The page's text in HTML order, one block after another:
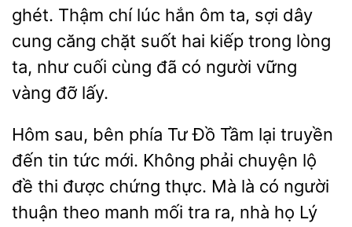
ghét. Thậm chí lúc hắn ôm ta, sợi dây
cung căng chặt suốt hai
trong lòng
như cuối cùng đã có người vững
vàng đỡ lấy.
Hôm sau, bên phía Tư Đồ Tầm lại truyền
đến tin tức mới. Không phải chuyện lộ
đề thi được chứng thực. Mà là có người
thuận theo manh mối tra
nhà họ Lý